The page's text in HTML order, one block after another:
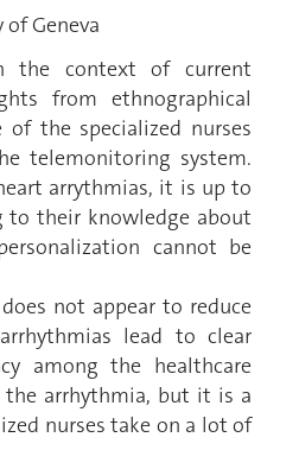
Geneva
the context of current
from ethnographical
the specialized nurses
telemonitoring system.
arrythmias, it is up to
to their knowledge about
cannot be
not appear to reduce
lead to clear
among the healthcare
the arrhythmia, but it is a
nurses take on a lot of